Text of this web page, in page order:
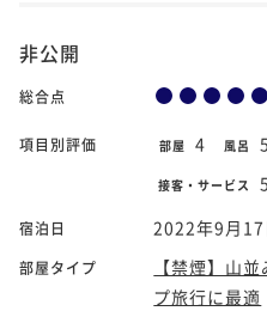
非公開
総合点
項目別評価 部屋 4 風呂 5
接客・サービス 5
宿泊日 2022年9月17
部屋タイプ
【禁煙】山
プ旅行に最適